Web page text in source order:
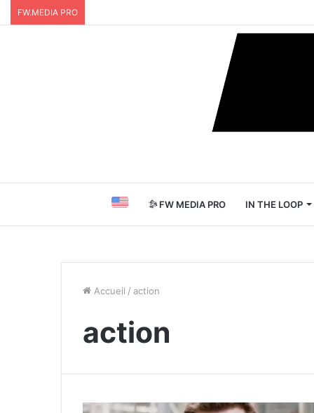
FW.MEDIA PRO
FW MEDIA PRO IN THE LOOP
Accueil / action
action